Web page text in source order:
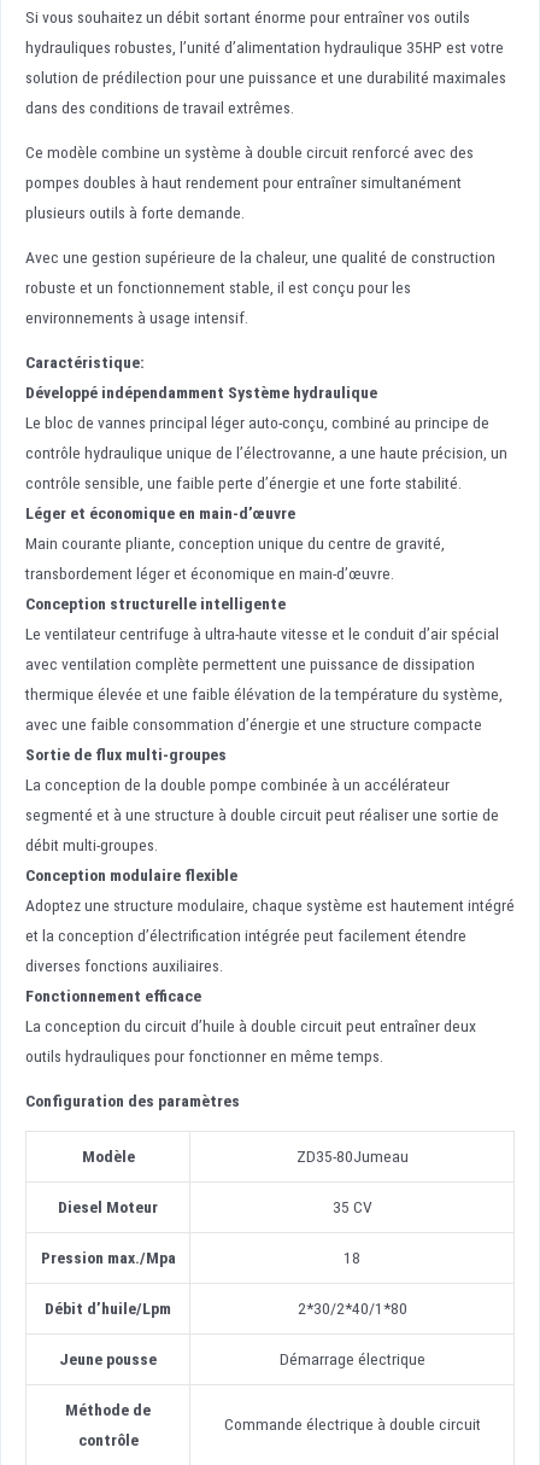
Si vous souhaitez un débit sortant énorme pour entraîner vos outils
hydrauliques robustes, l’unité d’alimentation hydraulique 35HP est votre
solution de prédilection pour une puissance et une durabilité maximales
dans des conditions de travail extrêmes.
Ce modèle combine un système à double circuit renforcé avec des
pompes doubles à haut rendement pour entraîner simultanément
plusieurs outils à forte demande.
Avec une gestion supérieure de la chaleur, une qualité de construction
robuste et un fonctionnement stable, il est conçu pour les
environnements à usage intensif.
Caractéristique:
Développé indépendamment Système hydraulique
Le bloc de vannes principal léger auto-conçu, combiné au principe de
contrôle hydraulique unique de l’électrovanne, a une haute précision, un
contrôle sensible, une faible perte d’énergie et une forte stabilité.
Léger et économique en main-d’œuvre
Main courante pliante, conception unique du centre de gravité,
transbordement léger et économique en main-d’œuvre.
Conception structurelle intelligente
Le ventilateur centrifuge à ultra-haute vitesse et le conduit d’air spécial
avec ventilation complète permettent une puissance de dissipation
thermique élevée et une faible élévation de la température du système,
avec une faible consommation d’énergie et une structure compacte
Sortie de flux multi-groupes
La conception de la double pompe combinée à un accélérateur
segmenté et à une structure à double circuit peut réaliser une sortie de
débit multi-groupes.
Conception modulaire flexible
Adoptez une structure modulaire, chaque système est hautement intégré
et la conception d’électrification intégrée peut facilement étendre
diverses fonctions auxiliaires.
Fonctionnement efficace
La conception du circuit d’huile à double circuit peut entraîner deux
outils hydrauliques pour fonctionner en même temps.
Configuration des paramètres
Modèle ZD35-80Jumeau
Diesel Moteur 35 CV
Pression max./Mpa 18
Débit d’huile/Lpm 2*30/2*40/1*80
Jeune pousse Démarrage électrique
Méthode de
contrôle
Commande électrique à double circuit